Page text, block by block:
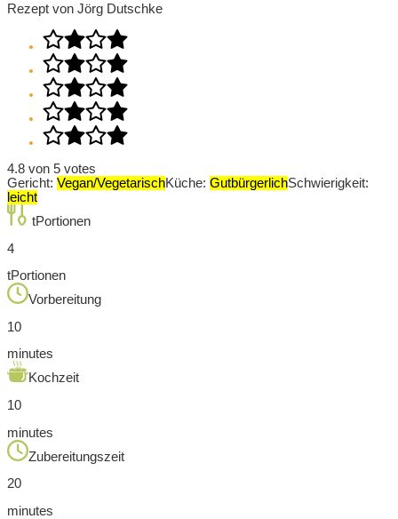
Rezept von Jörg Dutschke
4.8 von 5 votes
Gericht: Vegan/VegetarischKüche: GutbürgerlichSchwierigkeit:
leicht
tPortionen
4
tPortionen
Vorbereitung
10
minutes
Kochzeit
10
minutes
Zubereitungszeit
20
minutes